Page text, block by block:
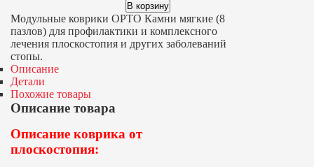
В корзину
Модульные коврики ОРТО Камни мягкие (8
пазлов) для профилактики и комплексного
лечения плоскостопия и других заболеваний
стопы.
Описание
Детали
Похожие товары
Описание товара
Описание коврика от
плоскостопия: